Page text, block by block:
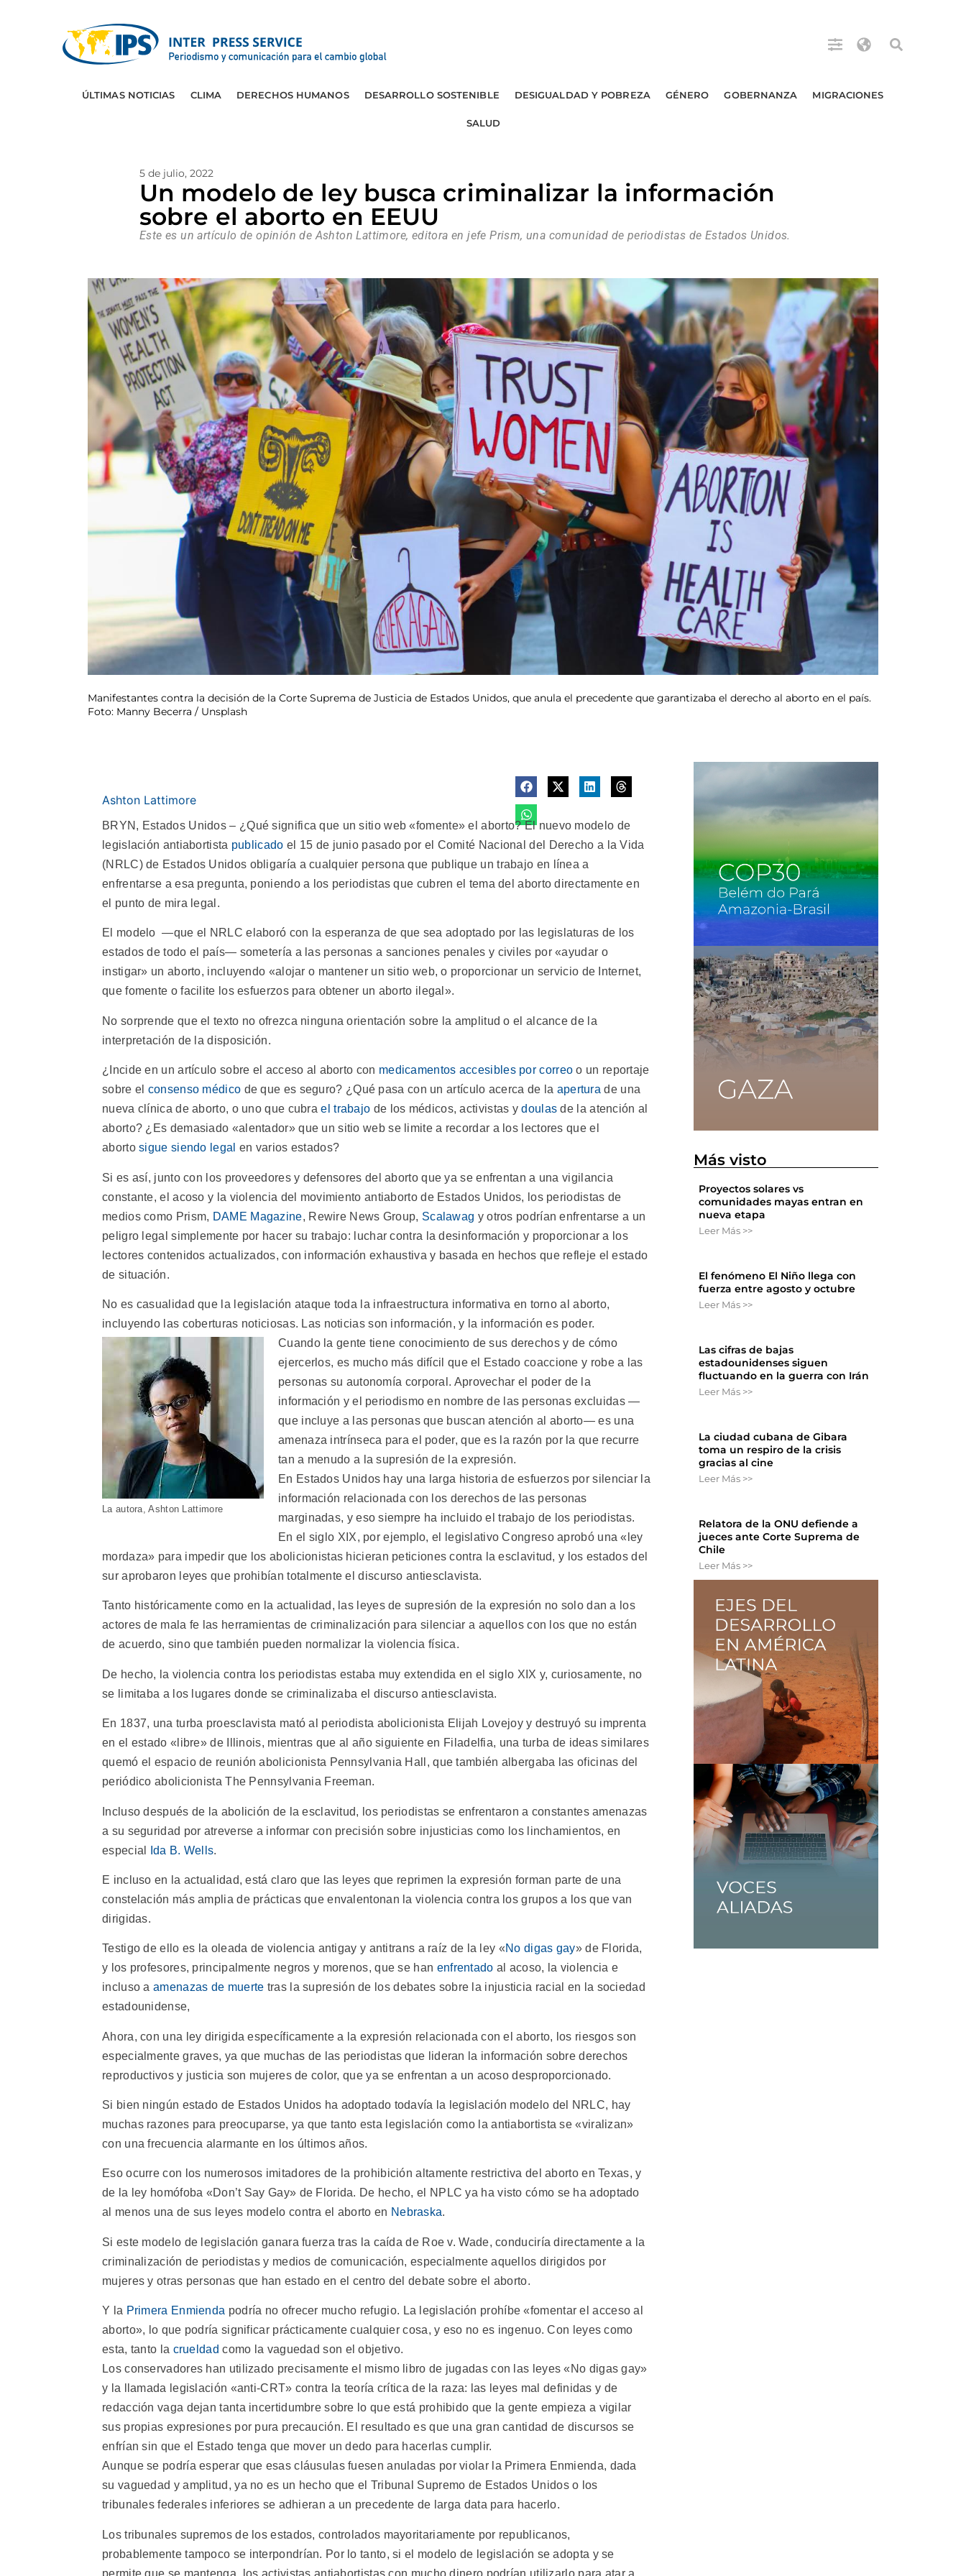
ÚLTIMAS NOTICIAS CLIMA DERECHOS HUMANOS DESARROLLO SOSTENIBLE DESIGUALDAD Y POBREZA GÉNERO GOBERNANZA MIGRACIONES
SALUD
5 de julio, 2022
Un modelo de ley busca criminalizar la información
sobre el aborto en EEUU
Este es un artículo de opinión de Ashton Lattimore, editora en jefe Prism, una comunidad de periodistas de Estados Unidos.
Manifestantes contra la decisión de la Corte Suprema de Justicia de Estados Unidos, que anula el precedente que garantizaba el derecho al aborto en el país.
Foto: Manny Becerra / Unsplash
Ashton Lattimore
BRYN, Estados Unidos – ¿Qué significa que un sitio web «fomente» el aborto? El nuevo modelo de
legislación antiabortista publicado el 15 de junio pasado por el Comité Nacional del Derecho a la Vida
(NRLC) de Estados Unidos obligaría a cualquier persona que publique un trabajo en línea a
enfrentarse a esa pregunta, poniendo a los periodistas que cubren el tema del aborto directamente en
el punto de mira legal.
El modelo —que el NRLC elaboró con la esperanza de que sea adoptado por las legislaturas de los
estados de todo el país— sometería a las personas a sanciones penales y civiles por «ayudar o
instigar» un aborto, incluyendo «alojar o mantener un sitio web, o proporcionar un servicio de Internet,
que fomente o facilite los esfuerzos para obtener un aborto ilegal».
No sorprende que el texto no ofrezca ninguna orientación sobre la amplitud o el alcance de la
interpretación de la disposición.
¿Incide en un artículo sobre el acceso al aborto con medicamentos accesibles por correo o un reportaje
sobre el consenso médico de que es seguro? ¿Qué pasa con un artículo acerca de la apertura de una
nueva clínica de aborto, o uno que cubrael trabajo de los médicos, activistas ydoulas de la atención al
aborto? ¿Es demasiado «alentador» que un sitio web se limite a recordar a los lectores que el
abortosigue siendo legal en varios estados?
Si es así, junto con los proveedores y defensores del aborto que ya se enfrentan a una vigilancia
constante, el acoso y la violencia del movimiento antiaborto de Estados Unidos, los periodistas de
medios como Prism, DAME Magazine, Rewire News Group, Scalawag y otros podrían enfrentarse a un
peligro legal simplemente por hacer su trabajo: luchar contra la desinformación y proporcionar a los
lectores contenidos actualizados, con información exhaustiva y basada en hechos que refleje el estado
de situación.
No es casualidad que la legislación ataque toda la infraestructura informativa en torno al aborto,
incluyendo las coberturas noticiosas. Las noticias son información, y la información es poder.
La autora, Ashton Lattimore
Cuando la gente tiene conocimiento de sus derechos y de cómo
ejercerlos, es mucho más difícil que el Estado coaccione y robe a las
personas su autonomía corporal. Aprovechar el poder de la
información y el periodismo en nombre de las personas excluidas —
que incluye a las personas que buscan atención al aborto— es una
amenaza intrínseca para el poder, que es la razón por la que recurre
tan a menudo a la supresión de la expresión.
En Estados Unidos hay una larga historia de esfuerzos por silenciar la
información relacionada con los derechos de las personas
marginadas, y eso siempre ha incluido el trabajo de los periodistas.
En el siglo XIX, por ejemplo, el legislativo Congreso aprobó una «ley
mordaza» para impedir que los abolicionistas hicieran peticiones contra la esclavitud, y los estados del
sur aprobaron leyes que prohibían totalmente el discurso antiesclavista.
Tanto históricamente como en la actualidad, las leyes de supresión de la expresión no solo dan a los
actores de mala fe las herramientas de criminalización para silenciar a aquellos con los que no están
de acuerdo, sino que también pueden normalizar la violencia física.
De hecho, la violencia contra los periodistas estaba muy extendida en el siglo XIX y, curiosamente, no
se limitaba a los lugares donde se criminalizaba el discurso antiesclavista.
En 1837, una turba proesclavista mató al periodista abolicionista Elijah Lovejoy y destruyó su imprenta
en el estado «libre» de Illinois, mientras que al año siguiente en Filadelfia, una turba de ideas similares
quemó el espacio de reunión abolicionista Pennsylvania Hall, que también albergaba las oficinas del
periódico abolicionista The Pennsylvania Freeman.
Incluso después de la abolición de la esclavitud, los periodistas se enfrentaron a constantes amenazas
a su seguridad por atreverse a informar con precisión sobre injusticias como los linchamientos, en
especial
Ida B. Wells.
E incluso en la actualidad, está claro que las leyes que reprimen la expresión forman parte de una
constelación más amplia de prácticas que envalentonan la violencia contra los grupos a los que van
dirigidas.
Testigo de ello es la oleada de violencia antigay y antitrans a raíz de la ley «No digas gay» de Florida,
y los profesores, principalmente negros y morenos, que se han enfrentado al acoso, la violencia e
incluso a amenazas de muerte tras la supresión de los debates sobre la injusticia racial en la sociedad
estadounidense,
Ahora, con una ley dirigida específicamente a la expresión relacionada con el aborto, los riesgos son
especialmente graves, ya que muchas de las periodistas que lideran la información sobre derechos
reproductivos y justicia son mujeres de color, que ya se enfrentan a un acoso desproporcionado.
Si bien ningún estado de Estados Unidos ha adoptado todavía la legislación modelo del NRLC, hay
muchas razones para preocuparse, ya que tanto esta legislación como la antiabortista se «viralizan»
con una frecuencia alarmante en los últimos años.
Eso ocurre con los numerosos imitadores de la prohibición altamente restrictiva del aborto en Texas, y
de la ley homófoba «Don’t Say Gay» de Florida. De hecho, el NPLC ya ha visto cómo se ha adoptado
al menos una de sus leyes modelo contra el aborto en Nebraska.
Si este modelo de legislación ganara fuerza tras la caída de Roe v. Wade, conduciría directamente a la
criminalización de periodistas y medios de comunicación, especialmente aquellos dirigidos por
mujeres y otras personas que han estado en el centro del debate sobre el aborto.
Y la Primera Enmienda podría no ofrecer mucho refugio. La legislación prohíbe «fomentar el acceso al
aborto», lo que podría significar prácticamente cualquier cosa, y eso no es ingenuo. Con leyes como
esta, tanto la crueldad como la vaguedad son el objetivo.
Los conservadores han utilizado precisamente el mismo libro de jugadas con las leyes «No digas gay»
y la llamada legislación «anti-CRT» contra la teoría crítica de la raza: las leyes mal definidas y de
redacción vaga dejan tanta incertidumbre sobre lo que está prohibido que la gente empieza a vigilar
sus propias expresiones por pura precaución. El resultado es que una gran cantidad de discursos se
enfrían sin que el Estado tenga que mover un dedo para hacerlas cumplir.
Aunque se podría esperar que esas cláusulas fuesen anuladas por violar la Primera Enmienda, dada
su vaguedad y amplitud, ya no es un hecho que el Tribunal Supremo de Estados Unidos o los
tribunales federales inferiores se adhieran a un precedente de larga data para hacerlo.
Los tribunales supremos de los estados, controlados mayoritariamente por republicanos,
probablemente tampoco se interpondrían. Por lo tanto, si el modelo de legislación se adopta y se
permite que se mantenga, los activistas antiabortistas con mucho dinero podrían utilizarlo para atar a
Más visto
Proyectos solares vs
comunidades mayas entran en
nueva etapa
Leer Más >>
El fenómeno El Niño llega con
fuerza entre agosto y octubre
Leer Más >>
Las cifras de bajas
estadounidenses siguen
fluctuando en la guerra con Irán
Leer Más >>
La ciudad cubana de Gibara
toma un respiro de la crisis
gracias al cine
Leer Más >>
Relatora de la ONU defiende a
jueces ante Corte Suprema de
Chile
Leer Más >>